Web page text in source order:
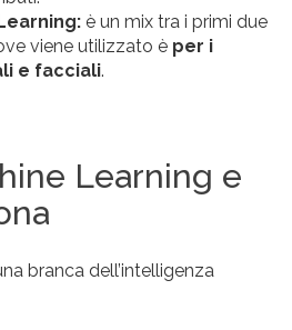
è un mix tra i primi due
viene utilizzato è per i
e facciali.
Learning e
branca dell’intelligenza